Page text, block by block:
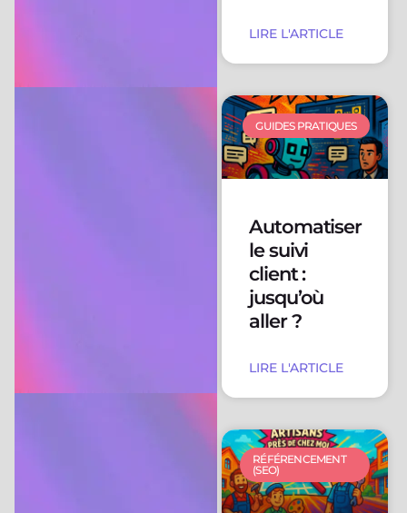
LIRE L'ARTICLE
GUIDES PRATIQUES
Automatiser
le suivi
client :
jusqu’où
aller ?
LIRE L'ARTICLE
RÉFÉRENCEMENT
(SEO)